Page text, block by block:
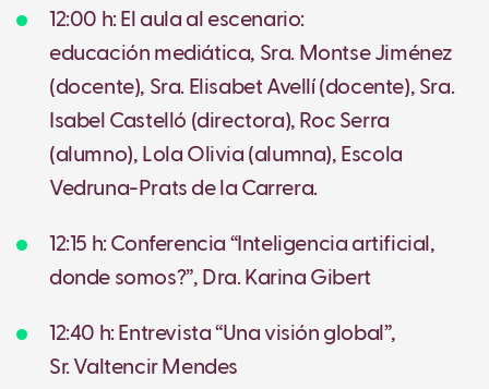
12:00 h: El aula al escenario:
educación mediática, Sra. Montse Jiménez
(docente), Sra. Elisabet Avellí (docente), Sra.
Isabel Castelló (directora), Roc Serra
(alumno), Lola Olivia (alumna), Escola
Vedruna-Prats de la Carrera.
12:15 h: Conferencia “Inteligencia artificial,
donde somos?”, Dra. Karina Gibert
12:40 h: Entrevista “Una visión global”,
Sr. Valtencir Mendes